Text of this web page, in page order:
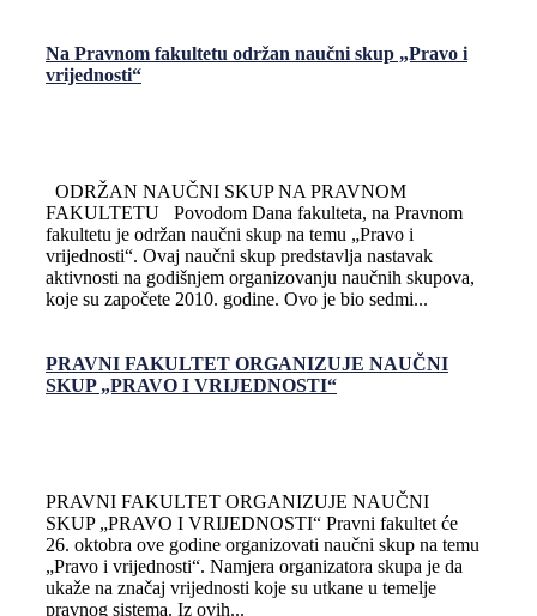
Na Pravnom fakultetu održan naučni skup „Pravo i
vrijednosti“
ODRŽAN NAUČNI SKUP NA PRAVNOM
FAKULTETU Povodom Dana fakulteta, na Pravnom
fakultetu je održan naučni skup na temu „Pravo i
vrijednosti“. Ovaj naučni skup predstavlja nastavak
aktivnosti na godišnjem organizovanju naučnih skupova,
koje su započete 2010. godine. Ovo je bio sedmi...
PRAVNI FAKULTET ORGANIZUJE NAUČNI
SKUP „PRAVO I VRIJEDNOSTI“
PRAVNI FAKULTET ORGANIZUJE NAUČNI
SKUP „PRAVO I VRIJEDNOSTI“ Pravni fakultet će
26. oktobra ove godine organizovati naučni skup na temu
„Pravo i vrijednosti“. Namjera organizatora skupa je da
ukaže na značaj vrijednosti koje su utkane u temelje
pravnog sistema. Iz ovih...